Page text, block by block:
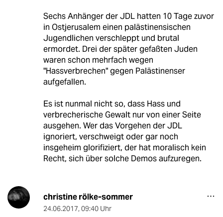
Sechs Anhänger der JDL hatten 10 Tage zuvor
in Ostjerusalem einen palästinensischen
Jugendlichen verschleppt und brutal
ermordet. Drei der später gefaßten Juden
waren schon mehrfach wegen
"Hassverbrechen" gegen Palästinenser
aufgefallen.
Es ist nunmal nicht so, dass Hass und
verbrecherische Gewalt nur von einer Seite
ausgehen. Wer das Vorgehen der JDL
ignoriert, verschweigt oder gar noch
insgeheim glorifiziert, der hat moralisch kein
Recht, sich über solche Demos aufzuregen.
christine rölke-sommer
24.06.2017, 09:40 Uhr